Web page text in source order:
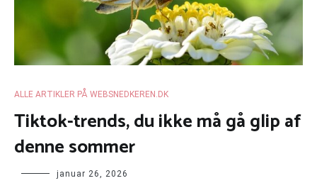
ALLE ARTIKLER PÅ WEBSNEDKEREN.DK
Tiktok-trends, du ikke må gå glip af
denne sommer
januar 26, 2026